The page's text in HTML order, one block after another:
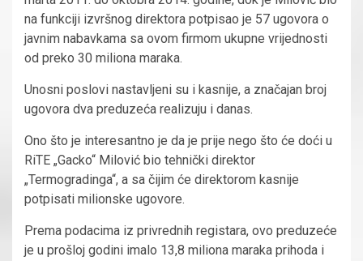
na funkciji izvršnog direktora potpisao je 57 ugovora o
javnim nabavkama sa ovom firmom ukupne vrijednosti
od preko 30 miliona maraka.
Unosni poslovi nastavljeni su i kasnije, a značajan broj
ugovora dva preduzeća realizuju i danas.
Ono što je interesantno je da je prije nego što će doći u
RiTE „Gacko“ Milović bio tehnički direktor
„Termogradinga“, a sa čijim će direktorom kasnije
potpisati milionske ugovore.
Prema podacima iz privrednih registara, ovo preduzeće
je u prošloj godini imalo 13,8 miliona maraka prihoda i